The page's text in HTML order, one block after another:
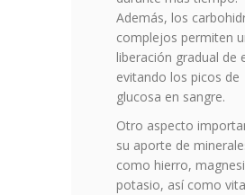
Además, los
complejos permiten
liberación gradual de
evitando los picos de
glucosa en sangre.
Otro aspecto
su aporte de
como hierro,
potasio, así como